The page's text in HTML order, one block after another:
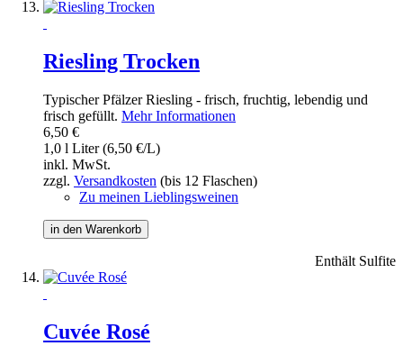
Riesling Trocken
Typischer Pfälzer Riesling - frisch, fruchtig, lebendig und
frisch gefüllt. Mehr Informationen
6,50 €
1,0 l Liter (6,50 €/L)
inkl. MwSt.
zzgl. Versandkosten (bis 12 Flaschen)
Zu meinen Lieblingsweinen
in den Warenkorb
Enthält Sulfite
Cuvée Rosé